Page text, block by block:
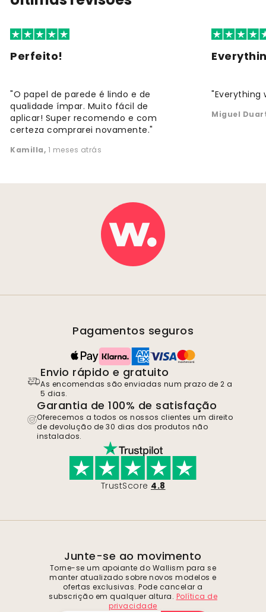
Perfeito!
"O papel de parede é lindo e de
qualidade ímpar. Muito fácil de
aplicar! Super recomendo e com
certeza comprarei novamente."
Kamilla, 1 meses atrás
"Everything
Miguel
Pagamentos seguros
Envio rápido e gratuito
As encomendas são enviadas num prazo de 2 a
5 dias.
Garantia de 100% de satisfação
Oferecemos a todos os nossos clientes um direito
de devolução de 30 dias dos produtos não
instalados.
TrustScore 4.8
Junte-se ao movimento
Torne-se um apoiante do Wallism para se
manter atualizado sobre novos modelos e
ofertas exclusivas. Pode cancelar a
subscrição em qualquer altura. Política de
privacidade